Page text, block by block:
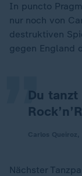
In puncto
nur noch von
destruktiven
gegen England
Du
„
Nächster